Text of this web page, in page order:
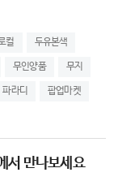
컬 두유본색
무인양품 무지
파라디 팝업마켓
서 만나보세요